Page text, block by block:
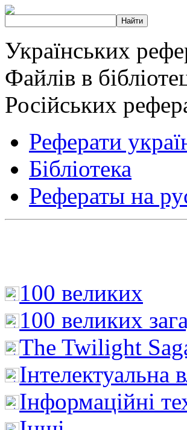
Українських
Файлів в
Російських
Реферати
Бібліотека
Рефераты на
100 великих
100 великих
The Twilight
Інтелектуальна
Інформаційні